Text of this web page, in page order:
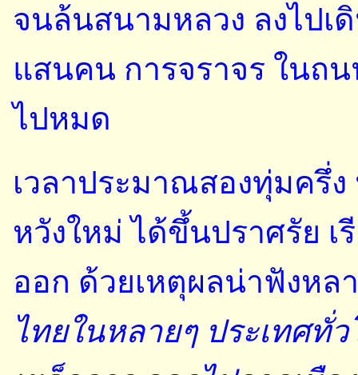
จนล้นสนามหลวง ลงไปเ
แสนคน การจราจร ในถ
ไปหมด
เวลาประมาณสองทุ่มครึ่
หวังใหม่ ได้ขึ้นปราศรัย เ
ออก ด้วยเหตุผลน่าฟังหล
ไทยในหลายๆ ประเทศทั่